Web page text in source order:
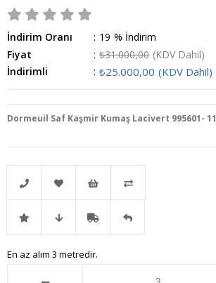
İndirim Oranı : %
19
İndirim
Fiyat
: ₺31.000,00 (KDV Dahil)
İndirimli
: ₺25.000,00 (KDV Dahil)
Dormeuil Saf Kaşmir Kumaş Lacivert 995601- 11
Telefonla
Sipariş
Favorilere
Ekle
İstek
Listeme
Karşılaştır
İndirimli Fiyat Kargo
En az alım 3 metredir.